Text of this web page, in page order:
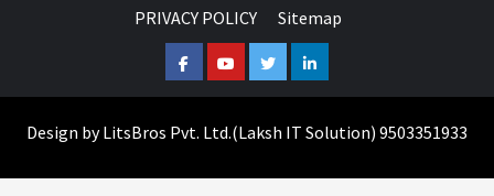
PRIVACY POLICY Sitemap
FacebookYoutubeTwitterLinkedin
Design byLitsBros Pvt. Ltd.(Laksh IT Solution) 9503351933